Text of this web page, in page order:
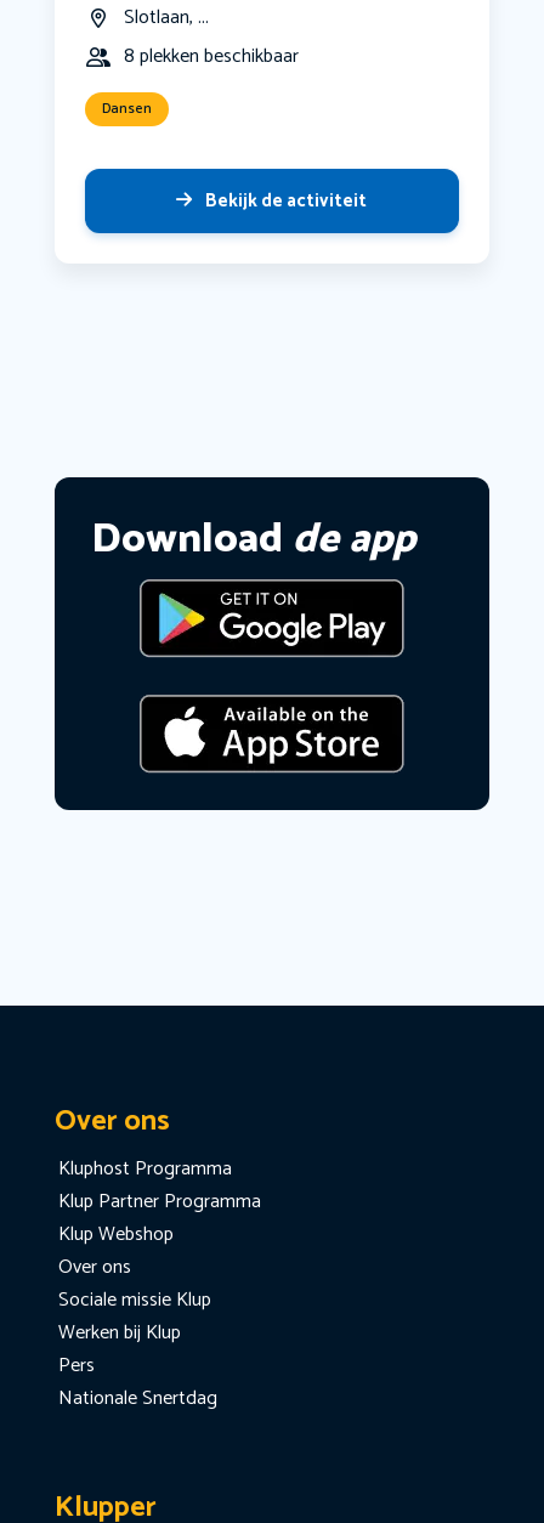
Slotlaan, ...
8 plekken beschikbaar
Dansen
Bekijk de activiteit
Download de app
Over ons
Kluphost Programma
Klup Partner Programma
Klup Webshop
Over ons
Sociale missie Klup
Werken bij Klup
Pers
Nationale Snertdag
Klupper